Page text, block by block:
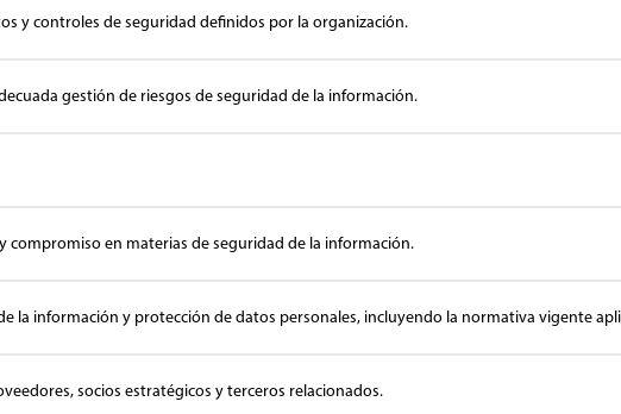
y controles de seguridad definidos por la organización.
gestión de riesgos de seguridad de la información.
compromiso en materias de seguridad de la información.
la información y protección de datos personales, incluyendo la normativa vigente
socios estratégicos y terceros relacionados.